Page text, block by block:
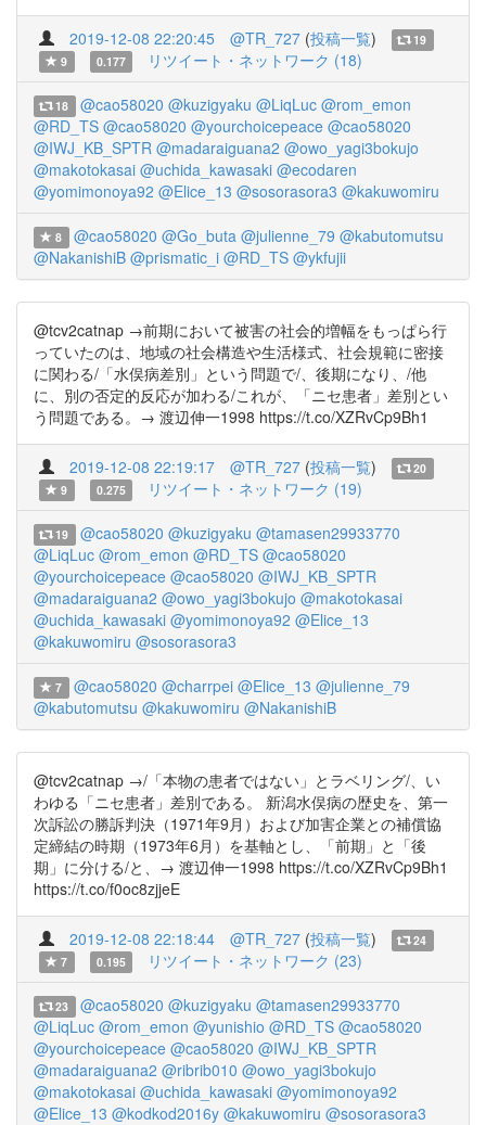
2019-12-08 22:20:45 @TR_727 (投稿一覧)
19
9
0.177 リツイート・ネットワーク (18)
18 @cao58020 @kuzigyaku @LiqLuc @rom_emon
@RD_TS @cao58020 @yourchoicepeace @cao58020
@IWJ_KB_SPTR @madaraiguana2 @owo_yagi3bokujo
@makotokasai @uchida_kawasaki @ecodaren
@yomimonoya92 @Elice_13 @sosorasora3 @kakuwomiru
8 @cao58020 @Go_buta @julienne_79 @kabutomutsu
@NakanishiB @prismatic_i @RD_TS @ykfujii
@tcv2catnap →前期において被害の社会的増幅をもっぱら行
っていたのは、地域の社会構造や生活様式、社会規範に密接
に関わる/「水俣病差別」という問題で/、後期になり、/他
に、別の否定的反応が加わる/これが、「ニセ患者」差別とい
う問題である。→ 渡辺伸一1998 https://t.co/XZRvCp9Bh1
2019-12-08 22:19:17 @TR_727 (投稿一覧)
20
9
0.275 リツイート・ネットワーク (19)
19 @cao58020 @kuzigyaku @tamasen29933770
@LiqLuc @rom_emon @RD_TS @cao58020
@yourchoicepeace @cao58020 @IWJ_KB_SPTR
@madaraiguana2 @owo_yagi3bokujo @makotokasai
@uchida_kawasaki @yomimonoya92 @Elice_13
@kakuwomiru @sosorasora3
7 @cao58020 @charrpei @Elice_13 @julienne_79
@kabutomutsu @kakuwomiru @NakanishiB
@tcv2catnap →/「本物の患者ではない」とラベリング/、い
わゆる「ニセ患者」差別である。 新潟水俣病の歴史を、第一
次訴訟の勝訴判決（1971年9月）および加害企業との補償協
定締結の時期（1973年6月）を基軸とし、「前期」と「後
期」に分ける/と、→ 渡辺伸一1998 https://t.co/XZRvCp9Bh1
https://t.co/f0oc8zjjeE
2019-12-08 22:18:44 @TR_727 (投稿一覧)
24
7
0.195 リツイート・ネットワーク (23)
23 @cao58020 @kuzigyaku @tamasen29933770
@LiqLuc @rom_emon @yunishio @RD_TS @cao58020
@yourchoicepeace @cao58020 @IWJ_KB_SPTR
@madaraiguana2 @ribrib010 @owo_yagi3bokujo
@makotokasai @uchida_kawasaki @yomimonoya92
@Elice_13 @kodkod2016y @kakuwomiru @sosorasora3